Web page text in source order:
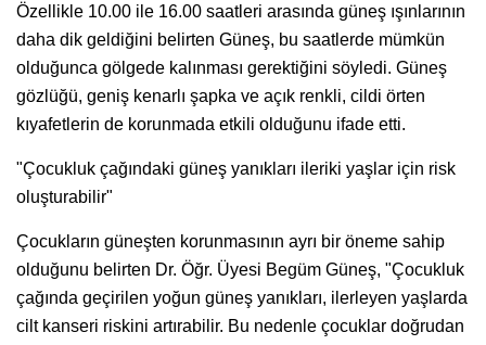
Özellikle 10.00 ile 16.00 saatleri arasında güneş ışınlarının
daha dik geldiğini belirten Güneş, bu saatlerde mümkün
olduğunca gölgede kalınması gerektiğini söyledi. Güneş
gözlüğü, geniş kenarlı şapka ve açık renkli, cildi örten
kıyafetlerin de korunmada etkili olduğunu ifade etti.
"Çocukluk çağındaki güneş yanıkları ileriki yaşlar için risk
oluşturabilir"
Çocukların güneşten korunmasının ayrı bir öneme sahip
olduğunu belirten Dr. Öğr. Üyesi Begüm Güneş, "Çocukluk
çağında geçirilen yoğun güneş yanıkları, ilerleyen yaşlarda
cilt kanseri riskini artırabilir. Bu nedenle çocuklar doğrudan